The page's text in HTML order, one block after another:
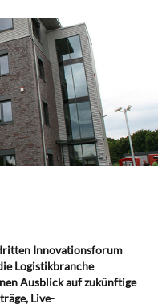
Innovationsforum
Logistikbranche
Ausblick auf zukünftige
Live-